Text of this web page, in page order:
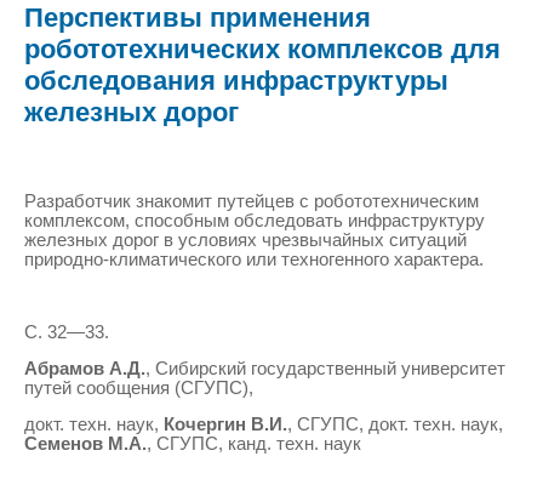
Перспективы применения
робототехнических комплексов для
обследования инфраструктуры
железных дорог
Разработчик знакомит путейцев с робототехническим
комплексом, способным обследовать инфраструктуру
железных дорог в условиях чрезвычайных ситуаций
природно-климатического или техногенного характера.
С. 32—33.
Абрамов А.Д., Сибирский государственный университет
путей сообщения (СГУПС),
докт. техн. наук, Кочергин В.И., СГУПС, докт. техн. наук,
Семенов М.А., СГУПС, канд. техн. наук